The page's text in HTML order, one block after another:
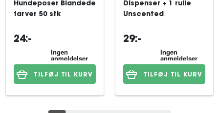
Hundeposer Blandede
farver 50 stk
24:-
TILFØJ TIL KURV
Dispenser + 1 rulle
Unscented
29:-
TILFØJ TIL KURV